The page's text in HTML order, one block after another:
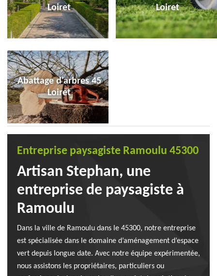
Loiret
Loiret
Abattage d'arbres 45
Loiret
Entreprise paysagiste Ramoulu 45300
Artisan Stephan, une
entreprise de paysagiste à
Ramoulu
Dans la ville de Ramoulu dans le 45300, notre entreprise
est spécialisée dans le domaine d’aménagement d’espace
vert depuis longue date. Avec notre équipe expérimentée,
nous assistons les propriétaires, particuliers ou